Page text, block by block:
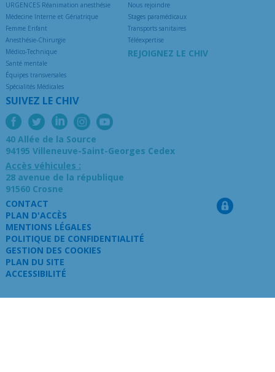
URGENCES Réanimation anesthésie
Médecine Interne et Gériatrique
Femme Enfant
Anesthésie-Chirurgie
Médico-Technique
Santé mentale
Équipes transversales
Spécialités Médicales
Nous rejoindre
Stages paramédicaux
Transports sanitaires
Téléexpertise
REJOIGNEZ LE CHIV
SUIVEZ LE CHIV
40 Allée de la Source
94195 Villeneuve-Saint-Georges Cedex
Accès véhicules :
28 avenue de la république
91560 Crosne
CONTACT
PLAN D'ACCÈS
MENTIONS LÉGALES
POLITIQUE DE CONFIDENTIALITÉ
GESTION DES COOKIES
PLAN DU SITE
ACCESSIBILITÉ